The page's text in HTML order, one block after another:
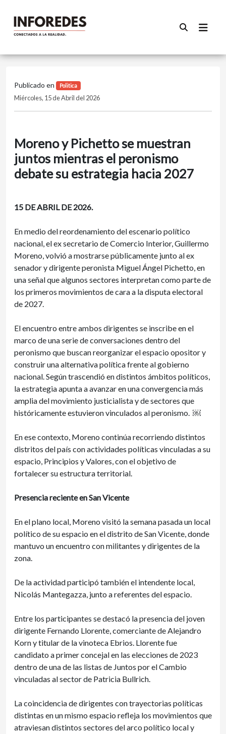
Publicado en Politica
Miércoles, 15 de Abril del 2026
Moreno y Pichetto se muestran
juntos mientras el peronismo
debate su estrategia hacia 2027
15 DE ABRIL DE 2026.
En medio del reordenamiento del escenario político
nacional, el ex secretario de Comercio Interior, Guillermo
Moreno, volvió a mostrarse públicamente junto al ex
senador y dirigente peronista Miguel Ángel Pichetto, en
una señal que algunos sectores interpretan como parte de
los primeros movimientos de cara a la disputa electoral
de 2027.
El encuentro entre ambos dirigentes se inscribe en el
marco de una serie de conversaciones dentro del
peronismo que buscan reorganizar el espacio opositor y
construir una alternativa política frente al gobierno
nacional. Según trascendió en distintos ámbitos políticos,
la estrategia apunta a avanzar en una convergencia más
amplia del movimiento justicialista y de sectores que
históricamente estuvieron vinculados al peronismo. ￼
En ese contexto, Moreno continúa recorriendo distintos
distritos del país con actividades políticas vinculadas a su
espacio, Principios y Valores, con el objetivo de
fortalecer su estructura territorial.
Presencia reciente en San Vicente
En el plano local, Moreno visitó la semana pasada un local
político de su espacio en el distrito de San Vicente, donde
mantuvo un encuentro con militantes y dirigentes de la
zona.
De la actividad participó también el intendente local,
Nicolás Mantegazza, junto a referentes del espacio.
Entre los participantes se destacó la presencia del joven
dirigente Fernando Llorente, comerciante de Alejandro
Korn y titular de la vinoteca Ebrios. Llorente fue
candidato a primer concejal en las elecciones de 2023
dentro de una de las listas de Juntos por el Cambio
vinculadas al sector de Patricia Bullrich.
La coincidencia de dirigentes con trayectorias políticas
distintas en un mismo espacio refleja los movimientos que
atraviesan distintos sectores del arco político local y